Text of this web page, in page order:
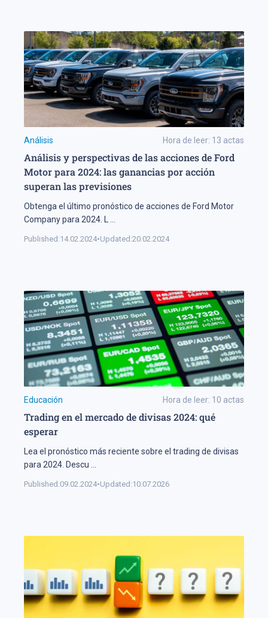
Análisis Hora de leer: 13 actas
Análisis y perspectivas de las acciones de Ford
Motor para 2024: las ganancias por acción
superan las previsiones
Obtenga el último pronóstico de acciones de Ford Motor
Company para 2024. L
Published:14.02.2024•Updated:20.02.2024
Educación Hora de leer: 10 actas
Trading en el mercado de divisas 2024: qué
esperar
Lea el pronóstico más reciente sobre el trading de divisas
para 2024. Descu
Published:09.02.2024•Updated:10.07.2026